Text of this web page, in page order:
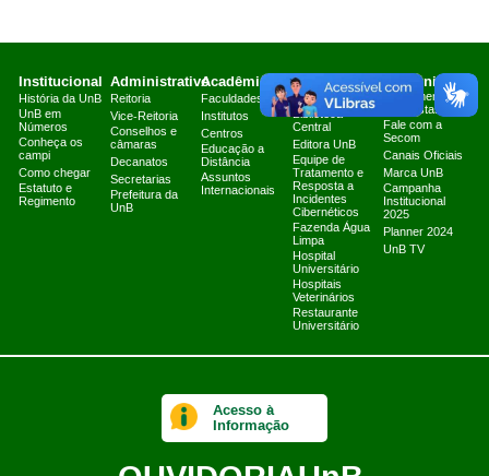
Institucional
História da UnB
UnB em
Números
Conheça os
campi
Como chegar
Estatuto e
Regimento
Administrativo
Reitoria
Vice-Reitoria
Conselhos e
câmaras
Decanatos
Secretarias
Prefeitura da
UnB
Acadêmico
Faculdades
Institutos
Centros
Educação a
Distância
Assuntos
Internacionais
Serviços
Arquivo Central
Biblioteca
Central
Editora UnB
Equipe de
Tratamento e
Resposta a
Incidentes
Cibernéticos
Fazenda Água
Limpa
Hospital
Universitário
Hospitais
Veterinários
Restaurante
Universitário
Comunicação
Atendimento a
Jornalistas
Fale com a
Secom
Canais Oficiais
Marca UnB
Campanha
Institucional
2025
Planner 2024
UnB TV
Acesso à
Informação